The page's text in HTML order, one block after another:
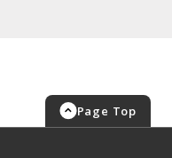
Page Top